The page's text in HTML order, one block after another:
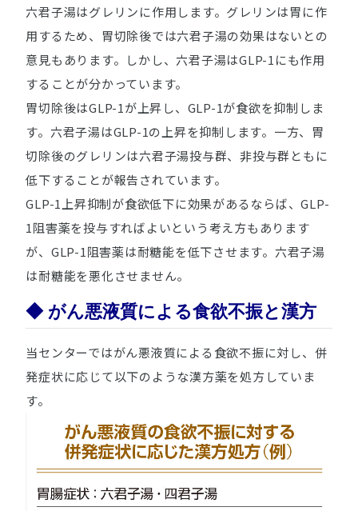
六君子湯はグレリンに作用します。グレリンは胃に作
用するため、胃切除後では六君子湯の効果はないとの
意見もあります。しかし、六君子湯はGLP-1にも作用
することが分かっています。
胃切除後はGLP-1が上昇し、GLP-1が食欲を抑制しま
す。六君子湯はGLP-1の上昇を抑制します。一方、胃
切除後のグレリンは六君子湯投与群、非投与群ともに
低下することが報告されています。
GLP-1上昇抑制が食欲低下に効果があるならば、GLP-
1阻害薬を投与すればよいという考え方もあります
が、GLP-1阻害薬は耐糖能を低下させます。六君子湯
は耐糖能を悪化させません。
◆ がん悪液質による食欲不振と漢方
当センターではがん悪液質による食欲不振に対し、併
発症状に応じて以下のような漢方薬を処方していま
す。